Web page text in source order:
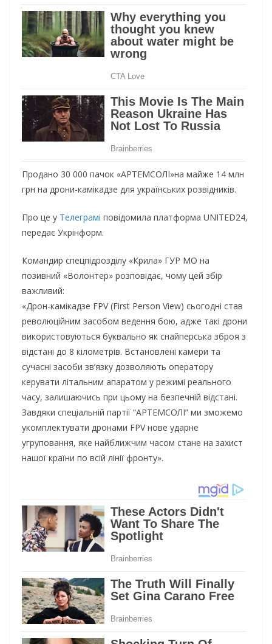
Продано 30 000 пачок «АРТЕМСОЛІ»на майже 14 млн
грн на дрони-камікадзе для українських розвідників.
Про це у Телеграмі повідомила платформа UNITED24,
передає Укрінформ.
Командир спецпідрозділу «Крила» ГУР МО на
позивний «Волонтер» розповідає, чому цей збір
важливий:
«Дрон-камікадзе FPV (First Person View) сьогодні став
революційним засобом ведення бою, адже такі дрони
використовуються буквально як снайперська зброя з
відстані до 8 кілометрів. Встановлені камери та
сучасні засоби зв’язку дозволяють оператору
керувати літальним апаратом у режимі реального
часу, залишаючись при цьому на безпечній відстані.
Завдяки спеціальній партії “АРТЕМСОЛІ” ми зможемо
укомплектувати дронами FPV нове ударне
угруповання, яке найближчим часом стане на захист
нашої країни по всій лінії фронту».